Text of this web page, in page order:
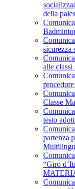
della
sicurezza
alle classi
Classe
testo
partenza
“Giro